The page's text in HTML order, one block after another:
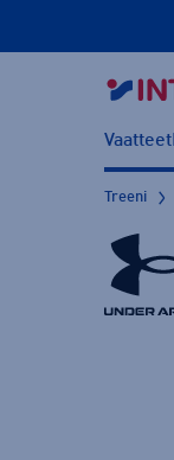
Vaatteet
Treeni